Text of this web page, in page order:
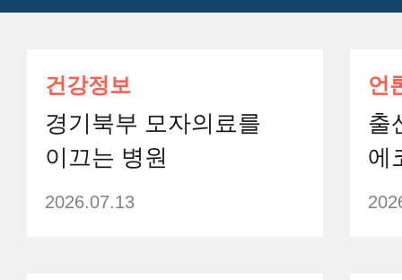
건강정보
경기북부 모자의료를
이끄는 병원
2026.07.13
언
출
에